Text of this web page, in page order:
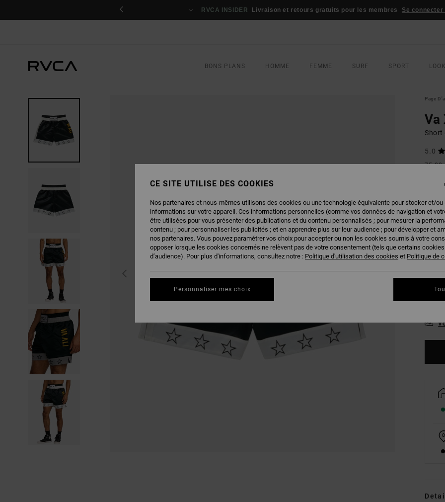
RVCA INSIDER Livraison et retours gratuits pour les membres Se
BONS PLANS HOMME FEMME SURF SPORT
Page
Va
Short
5.0
75,00
CE SITE UTILISE DES COOKIES
Nos partenaires et nous-mêmes utilisons des cookies ou une technologie équivalente pour stocker et/ou
informations sur votre appareil. Ces informations personnelles (comme vos données de navigation et
être utilisées pour vous présenter des publications et du contenu personnalisés ; pour mesurer la
contenu ; pour personnaliser les publicités ; et en apprendre plus sur leur audience ; pour développer et
nos partenaires. Vous pouvez paramétrer vos choix pour accepter ou non les cookies soumis à votre
opposer lorsque les cookies concernés ne relèvent pas de votre consentement (tels que certains
d’audience). Pour plus d'informations, consultez notre : Politique d'utilisation des cookies et Politique de
Personnaliser mes choix